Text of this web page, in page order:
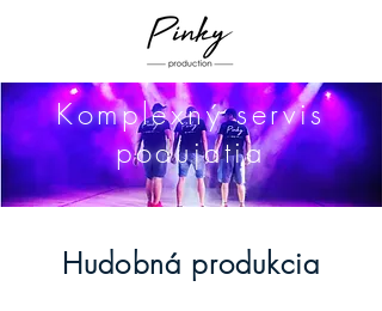
Komplexný servis
podujatia
Hudobná produkcia